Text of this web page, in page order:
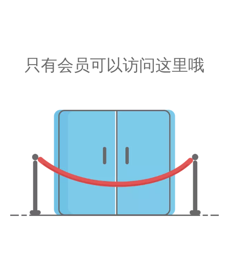
只有会员可以访问这里哦